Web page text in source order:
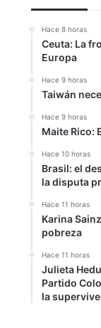
Hace 8 horas
Ceuta: La
Europa
Hace 9 horas
Taiwán
Hace 9 horas
Maite Rico:
Hace 10 horas
Brasil: el
la disputa
Hace 11 horas
Karina
pobreza
Hace 11 horas
Julieta
Partido
la